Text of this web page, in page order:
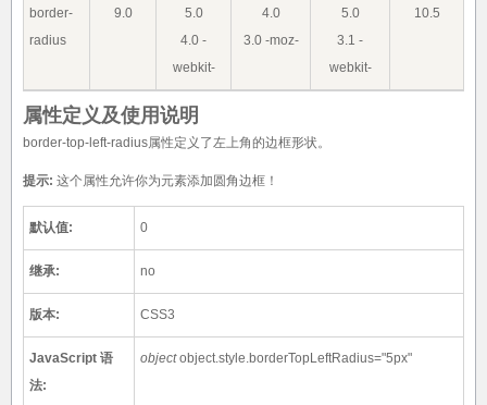
border-
radius
9.0
5.0
4.0 -
webkit-
4.0
3.0 -moz-
5.0
3.1 -
webkit-
10.5
属性定义及使用说明
border-top-left-radius属性定义了左上角的边框形状。
提示: 这个属性允许你为元素添加圆角边框！
默认值: 0
继承: no
版本: CSS3
JavaScript 语
法:
objectobject.style.borderTopLeftRadius="5px"